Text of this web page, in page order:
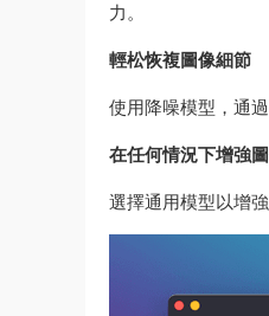
力。
輕松恢複圖像細節
使用降噪模型，通
在任何情況下增強
選擇通用模型以增